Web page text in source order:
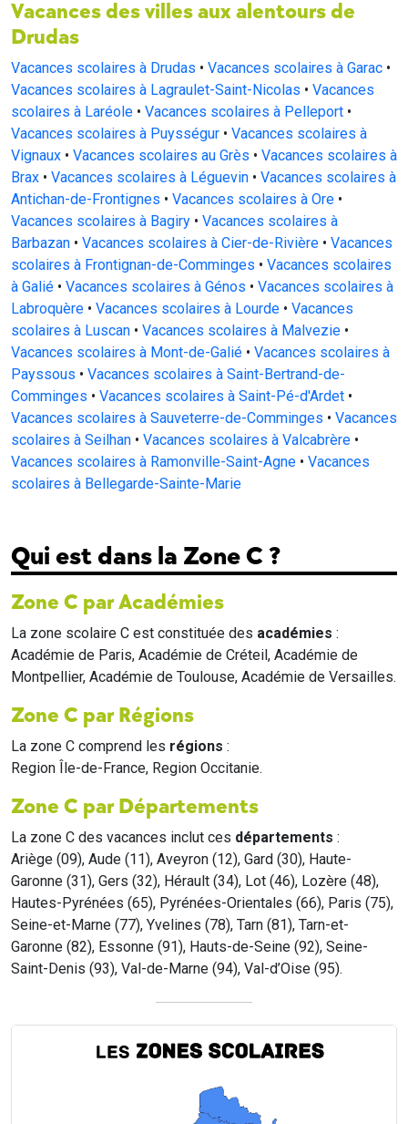
Vacances des villes aux alentours de
Drudas
Vacances scolaires à Drudas • Vacances scolaires à Garac •
Vacances scolaires à Lagraulet-Saint-Nicolas • Vacances
scolaires à Laréole • Vacances scolaires à Pelleport •
Vacances scolaires à Puysségur • Vacances scolaires à
Vignaux • Vacances scolaires au Grès • Vacances scolaires à
Brax • Vacances scolaires à Léguevin • Vacances scolaires à
Antichan-de-Frontignes • Vacances scolaires à Ore •
Vacances scolaires à Bagiry • Vacances scolaires à
Barbazan • Vacances scolaires à Cier-de-Rivière • Vacances
scolaires à Frontignan-de-Comminges • Vacances scolaires
à Galié • Vacances scolaires à Génos • Vacances scolaires à
Labroquère • Vacances scolaires à Lourde • Vacances
scolaires à Luscan • Vacances scolaires à Malvezie •
Vacances scolaires à Mont-de-Galié • Vacances scolaires à
Payssous • Vacances scolaires à Saint-Bertrand-de-
Comminges • Vacances scolaires à Saint-Pé-d'Ardet •
Vacances scolaires à Sauveterre-de-Comminges • Vacances
scolaires à Seilhan • Vacances scolaires à Valcabrère •
Vacances scolaires à Ramonville-Saint-Agne • Vacances
scolaires à Bellegarde-Sainte-Marie
Qui est dans la Zone C ?
Zone C par Académies
La zone scolaire C est constituée des académies :
Académie de Paris, Académie de Créteil, Académie de
Montpellier, Académie de Toulouse, Académie de Versailles.
Zone C par Régions
La zone C comprend les régions :
Region Île-de-France, Region Occitanie.
Zone C par Départements
La zone C des vacances inclut ces départements :
Ariège (09), Aude (11), Aveyron (12), Gard (30), Haute-
Garonne (31), Gers (32), Hérault (34), Lot (46), Lozère (48),
Hautes-Pyrénées (65), Pyrénées-Orientales (66), Paris (75),
Seine-et-Marne (77), Yvelines (78), Tarn (81), Tarn-et-
Garonne (82), Essonne (91), Hauts-de-Seine (92), Seine-
Saint-Denis (93), Val-de-Marne (94), Val-d’Oise (95).